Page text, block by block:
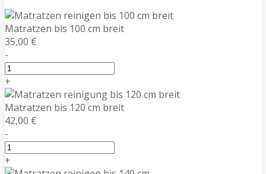
Matratzen bis 100 cm breit
35,00 €
-
+
Matratzen bis 120 cm breit
42,00 €
-
+